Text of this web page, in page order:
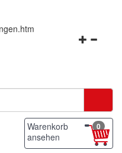
Warenkorb
ansehen
0